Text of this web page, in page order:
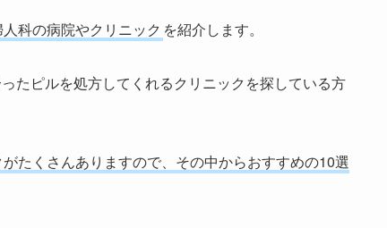
科の病院やクリニック を紹介します。
たピルを処方してくれるクリニックを探している方
たくさんありますので、その中からおすすめの10選